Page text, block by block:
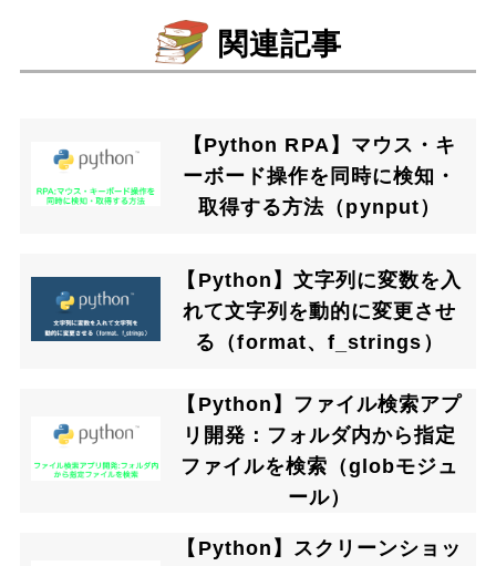
関連記事
【Python RPA】マウス・キ
ーボード操作を同時に検知・
取得する方法（pynput）
【Python】文字列に変数を入
れて文字列を動的に変更させ
る（format、f_strings）
【Python】ファイル検索アプ
リ開発：フォルダ内から指定
ファイルを検索（globモジュ
ール）
【Python】スクリーンショッ